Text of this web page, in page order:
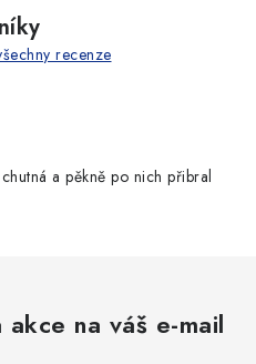
recenze
a pěkně po nich přibral
na váš e-mail